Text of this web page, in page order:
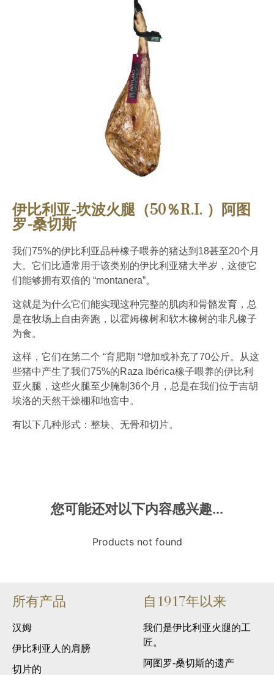
伊比利亚-坎波火腿（50％R.I. ）阿图
罗-桑切斯
我们75%的伊比利亚品种橡子喂养的猪达到18甚至20个月
大。它们比通常用于该类别的伊比利亚猪大半岁，这使它
们能够拥有双倍的 “montanera”。
这就是为什么它们能实现这种完整的肌肉和骨骼发育，总
是在牧场上自由奔跑，以霍姆橡树和软木橡树的非凡橡子
为食。
这样，它们在第二个 “育肥期 “增加或补充了70公斤。从这
些猪中产生了我们75%的Raza Ibérica橡子喂养的伊比利
亚火腿，这些火腿至少腌制36个月，总是在我们位于吉胡
埃洛的天然干燥棚和地窖中。
有以下几种形式：整块、无骨和切片。
您可能还对以下内容感兴趣...
Products not found
所有产品
汉姆
伊比利亚人的肩膀
切片的
自1917年以来
我们是伊比利亚火腿的工
匠。
阿图罗-桑切斯的遗产